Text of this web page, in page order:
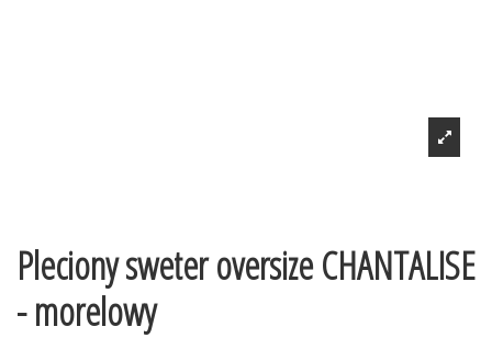
Pleciony sweter oversize CHANTALISE
- morelowy